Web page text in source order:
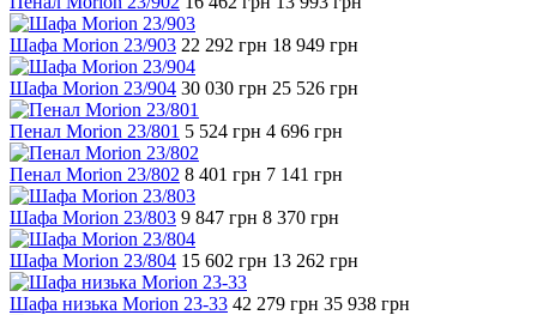
Шафа Morion 23/903 22 292 грн 18 949 грн
Шафа Morion 23/904 30 030 грн 25 526 грн
Пенал Morion 23/801 5 524 грн 4 696 грн
Пенал Morion 23/802 8 401 грн 7 141 грн
Шафа Morion 23/803 9 847 грн 8 370 грн
Шафа Morion 23/804 15 602 грн 13 262 грн
Шафа низька Morion 23-33 42 279 грн 35 938 грн